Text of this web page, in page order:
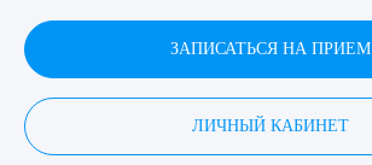
ЗАПИСАТЬСЯ НА ПРИЕМ
ЛИЧНЫЙ КАБИНЕТ